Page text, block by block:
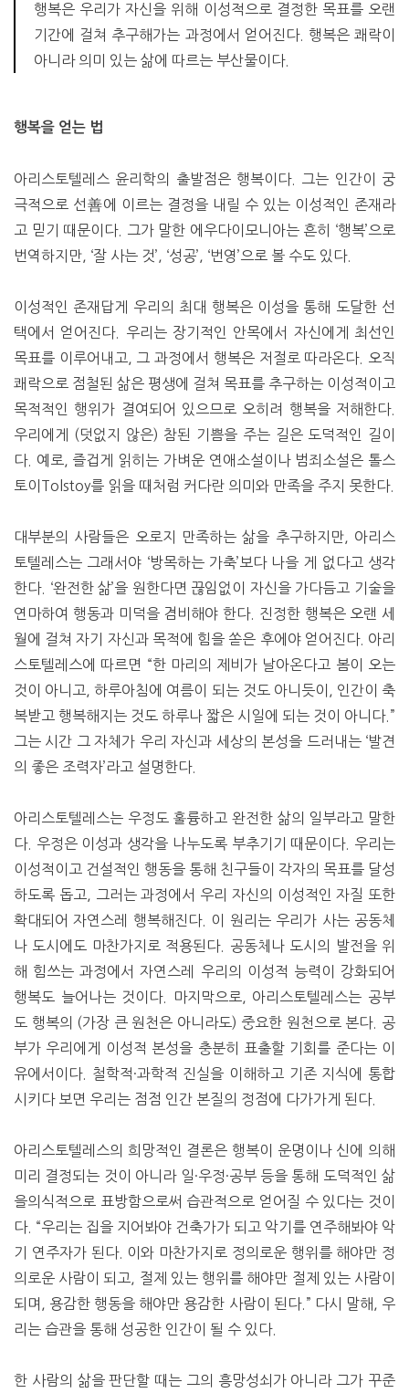
행복은 우리가 자신을 위해 이성적으로 결정한 목표를 오랜
기간에 걸쳐 추구해가는 과정에서 얻어진다. 행복은 쾌락이
아니라 의미 있는 삶에 따르는 부산물이다.
행복을 얻는 법
아리스토텔레스 윤리학의 출발점은 행복이다. 그는 인간이 궁
극적으로 선善에 이르는 결정을 내릴 수 있는 이성적인 존재라
고 믿기 때문이다. 그가 말한 에우다이모니아는 흔히 ‘행복’으로
번역하지만, ‘잘 사는 것’, ‘성공’, ‘번영’으로 볼 수도 있다.
이성적인 존재답게 우리의 최대 행복은 이성을 통해 도달한 선
택에서 얻어진다. 우리는 장기적인 안목에서 자신에게 최선인
목표를 이루어내고, 그 과정에서 행복은 저절로 따라온다. 오직
쾌락으로 점철된 삶은 평생에 걸쳐 목표를 추구하는 이성적이고
목적적인 행위가 결여되어 있으므로 오히려 행복을 저해한다.
우리에게 (덧없지 않은) 참된 기쁨을 주는 길은 도덕적인 길이
다. 예로, 즐겁게 읽히는 가벼운 연애소설이나 범죄소설은 톨스
토이Tolstoy를 읽을 때처럼 커다란 의미와 만족을 주지 못한다.
대부분의 사람들은 오로지 만족하는 삶을 추구하지만, 아리스
토텔레스는 그래서야 ‘방목하는 가축’보다 나을 게 없다고 생각
한다. ‘완전한 삶’을 원한다면 끊임없이 자신을 가다듬고 기술을
연마하여 행동과 미덕을 겸비해야 한다. 진정한 행복은 오랜 세
월에 걸쳐 자기 자신과 목적에 힘을 쏟은 후에야 얻어진다. 아리
스토텔레스에 따르면 “한 마리의 제비가 날아온다고 봄이 오는
것이 아니고, 하루아침에 여름이 되는 것도 아니듯이, 인간이 축
복받고 행복해지는 것도 하루나 짧은 시일에 되는 것이 아니다.”
그는 시간 그 자체가 우리 자신과 세상의 본성을 드러내는 ‘발견
의 좋은 조력자’라고 설명한다.
아리스토텔레스는 우정도 훌륭하고 완전한 삶의 일부라고 말한
다. 우정은 이성과 생각을 나누도록 부추기기 때문이다. 우리는
이성적이고 건설적인 행동을 통해 친구들이 각자의 목표를 달성
하도록 돕고, 그러는 과정에서 우리 자신의 이성적인 자질 또한
확대되어 자연스레 행복해진다. 이 원리는 우리가 사는 공동체
나 도시에도 마찬가지로 적용된다. 공동체나 도시의 발전을 위
해 힘쓰는 과정에서 자연스레 우리의 이성적 능력이 강화되어
행복도 늘어나는 것이다. 마지막으로, 아리스토텔레스는 공부
도 행복의 (가장 큰 원천은 아니라도) 중요한 원천으로 본다. 공
부가 우리에게 이성적 본성을 충분히 표출할 기회를 준다는 이
유에서이다. 철학적·과학적 진실을 이해하고 기존 지식에 통합
시키다 보면 우리는 점점 인간 본질의 정점에 다가가게 된다.
아리스토텔레스의 희망적인 결론은 행복이 운명이나 신에 의해
미리 결정되는 것이 아니라 일·우정·공부 등을 통해 도덕적인 삶
을의식적으로 표방함으로써 습관적으로 얻어질 수 있다는 것이
다. “우리는 집을 지어봐야 건축가가 되고 악기를 연주해봐야 악
기 연주자가 된다. 이와 마찬가지로 정의로운 행위를 해야만 정
의로운 사람이 되고, 절제 있는 행위를 해야만 절제 있는 사람이
되며, 용감한 행동을 해야만 용감한 사람이 된다.” 다시 말해, 우
리는 습관을 통해 성공한 인간이 될 수 있다.
한 사람의 삶을 판단할 때는 그의 흥망성쇠가 아니라 그가 꾸준